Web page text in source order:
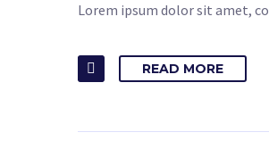
Lorem ipsum dolor sit amet,
READ MORE